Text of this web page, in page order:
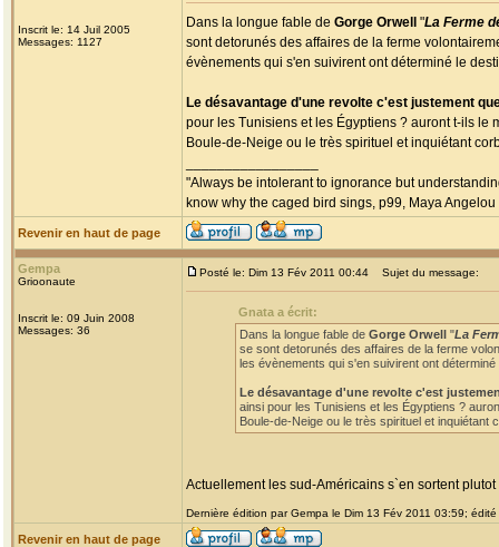
Inscrit le: 14 Juil 2005
Messages: 1127
Dans la longue fable de Gorge Orwell "La Ferme
sont detorunés des affaires de la ferme
évènements qui s'en suivirent ont déterminé le
Le désavantage d'une revolte c'est justement
pour les Tunisiens et les Égyptiens ? auront t-ils
Boule-de-Neige ou le très spirituel et inquiétant
"Always be intolerant to ignorance but
know why the caged bird sings, p99, Maya Angelou
Revenir en haut de page
Gempa
Grioonaute
Inscrit le: 09 Juin 2008
Messages: 36
Posté le: Dim 13 Fév 2011 00:44 Sujet du message:
Gnata a écrit:
Dans la longue fable de Gorge Orwell "La
se sont detorunés des affaires de la ferme
les évènements qui s'en suivirent ont
Le désavantage d'une revolte c'est
ainsi pour les Tunisiens et les Égyptiens ?
Boule-de-Neige ou le très spirituel et
Actuellement les sud-Américains s`en sortent
Dernière édition par Gempa le Dim 13 Fév 2011 03:59;
Revenir en haut de page